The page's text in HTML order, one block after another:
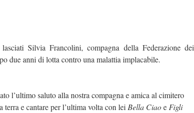
Silvia Francolini, compagna della Federazione dei
due anni di lotta contro una malattia implacabile.
l’ultimo saluto alla nostra compagna e amica al cimitero
e cantare per l’ultima volta con lei Bella Ciaoe Figli